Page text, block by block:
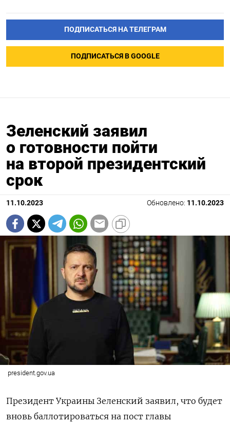
ПОДПИСАТЬСЯ НА ТЕЛЕГРАМ
ПОДПИСАТЬСЯ В GOOGLE
Зеленский заявил
о готовности пойти
на второй президентский
срок
11.10.2023 Обновлено: 11.10.2023
president.gov.ua
Президент Украины Зеленский заявил, что будет
вновь баллотироваться на пост главы